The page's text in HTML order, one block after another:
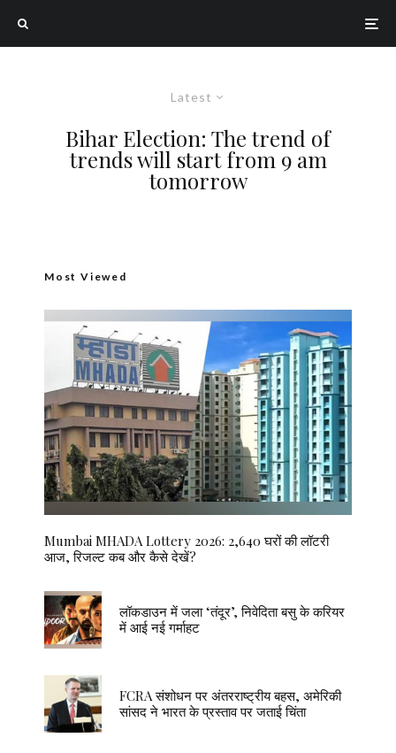
Latest
Bihar Election: The trend of
trends will start from 9 am
tomorrow
Most Viewed
Mumbai MHADA Lottery 2026: 2,640 घरों की लॉटरी
आज, रिजल्ट कब और कैसे देखें?
लॉकडाउन में जला ‘तंदूर’, निवेदिता बसु के करियर
में आई नई गर्माहट
FCRA संशोधन पर अंतरराष्ट्रीय बहस, अमेरिकी
सांसद ने भारत के प्रस्ताव पर जताई चिंता